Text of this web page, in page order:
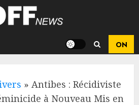
» Antibes : Récidiviste
à Nouveau Mis en